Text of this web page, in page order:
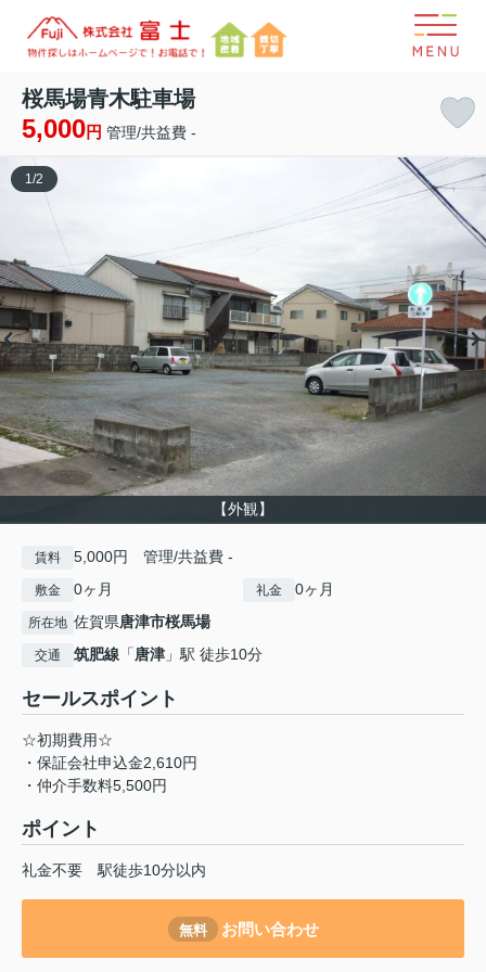
桜馬場青木駐車場
5,000円 管理/共益費 -
【外観】
1 /2
賃料 5,000円 管理/共益費 -
敷金 0ヶ月 礼金 0ヶ月
所在地 佐賀県唐津市桜馬場
交通 筑肥線 「唐津 」駅 徒歩10分
セールスポイント
☆初期費用☆
・保証会社申込金2,610円
・仲介手数料5,500円
ポイント
礼金不要 駅徒歩10分以内
無料 お問い合わせ